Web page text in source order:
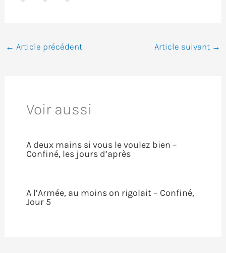
← Article précédent Article suivant →
Voir aussi
A deux mains si vous le voulez bien –
Confiné, les jours d’après
A l’Armée, au moins on rigolait – Confiné,
Jour 5